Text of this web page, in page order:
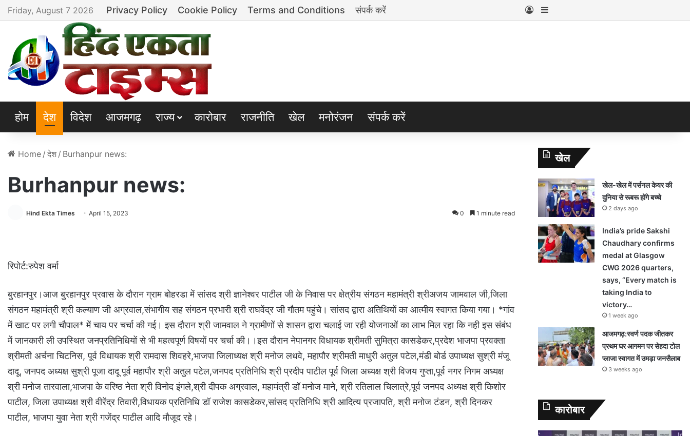
Friday, August 7 2026 Privacy Policy Cookie Policy Terms and Conditions संपर्क करें Log InSidebar
होम देश विदेश आजमगढ़ राज्य कारोबार राजनीति खेल मनोरंजन संपर्क करें
Home / देश / Burhanpur news:
Burhanpur news:
Hind Ekta Times April 15, 2023 0 1 minute read
रिपोर्ट:रुपेश वर्मा
बुरहानपुर।आज बुरहानपुर प्रवास के दौरान ग्राम बोहरडा में सांसद श्री ज्ञानेश्वर पाटील जी के निवास पर क्षेत्रीय संगठन महामंत्री श्रीअजय जामवाल जी,जिला
संगठन महामंत्री श्री कल्याण जी अग्रवाल,संभागीय सह संगठन प्रभारी श्री राघवेंद्र जी गौतम पहुंचे। सांसद द्वारा अतिथियों का आत्मीय स्वागत किया गया। *गांव
में खाट पर लगी चौपाल* में चाय पर चर्चा की गई। इस दौरान श्री जामवाल ने ग्रामीणों से शासन द्वारा चलाई जा रही योजनाओं का लाभ मिल रहा कि नही इस संबंध
में जानकारी ली उपस्थित जनप्रतिनिधियों से भी महत्वपूर्ण विषयों पर चर्चा की।।इस दौरान नेपानगर विधायक श्रीमती सुमित्रा कासडेकर,प्रदेश भाजपा प्रवक्ता
श्रीमती अर्चना चिटनिस, पूर्व विधायक श्री रामदास शिवहरे,भाजपा जिलाध्यक्ष श्री मनोज लधवे, महापौर श्रीमती माधुरी अतुल पटेल,मंडी बोर्ड उपाध्यक्ष सुश्री मंजू
दादू, जनपद अध्यक्ष सुश्री पूजा दादू पूर्व महापौर श्री अतुल पटेल,जनपद प्रतिनिधि श्री प्रदीप पाटील पूर्व जिला अध्यक्ष श्री विजय गुप्ता,पूर्व नगर निगम अध्यक्ष
श्री मनोज तारवाला,भाजपा के वरिष्ठ नेता श्री विनोद इंगले,श्री दीपक अग्रवाल, महामंत्री डॉ मनोज माने, श्री रतिलाल चिलात्रे,पूर्व जनपद अध्यक्ष श्री किशोर
पाटील, जिला उपाध्यक्ष श्री वीरेंद्र तिवारी,विधायक प्रतिनिधि डॉ राजेश कासडेकर,सांसद प्रतिनिधि श्री आदित्य प्रजापति, श्री मनोज टंडन, श्री दिनकर
पाटील, भाजपा युवा नेता श्री गजेंद्र पाटील आदि मौजूद रहे।
खेल
खेल-खेल में पर्सनल केयर की
दुनिया से रूबरू होंगे बच्चे
2 days ago
India’s pride Sakshi
Chaudhary confirms
medal at Glasgow
CWG 2026 quarters,
says, “Every match is
taking India to
victory…
1 week ago
आजमगढ़:स्वर्ण पदक जीतकर
प्रथम घर आगमन पर सेहदा टोल
प्लाजा स्वागत में उमड़ा जनसैलाब
3 weeks ago
कारोबार